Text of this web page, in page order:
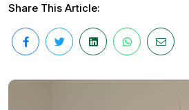
Share This Article: